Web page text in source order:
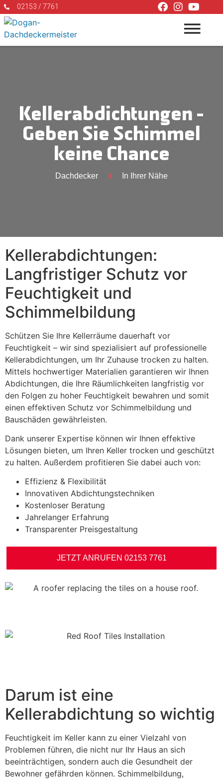
02153 / 7761
Kellerabdichtungen –
Geben Sie Schimmel
keine Chance
Dachdecker In Ihrer Nähe
Kellerabdichtungen:
Langfristiger Schutz vor
Feuchtigkeit und
Schimmelbildung
Schützen Sie Ihre Kellerräume dauerhaft vor
Feuchtigkeit – wir sind spezialisiert auf professionelle
Kellerabdichtungen, um Ihr Zuhause trocken zu halten.
Mittels hochwertiger Materialien garantieren wir Ihnen
Abdichtungen, die Ihre Räumlichkeiten langfristig vor
den Folgen zu hoher Feuchtigkeit bewahren und somit
einen effektiven Schutz vor Schimmelbildung und
Bauschäden gewährleisten.
Dank unserer Expertise können wir Ihnen effektive
Lösungen bieten, um Ihren Keller trocken und geschützt
zu halten. Außerdem profitieren Sie dabei auch von:
Effizienz & Flexibilität
Innovativen Abdichtungstechniken
Kostenloser Beratung
Jahrelanger Erfahrung
Transparenter Preisgestaltung
JETZT ANRUFEN 02153 7761
Darum ist eine
Kellerabdichtung so wichtig
Feuchtigkeit im Keller kann zu einer Vielzahl von
Problemen führen, die nicht nur Ihr Haus an sich
beeinträchtigen, sondern auch die Gesundheit der
Bewohner gefährden können. Schimmelbildung,